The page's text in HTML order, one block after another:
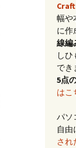
幅や
に作
線編
し
でき
5点
はこ
パソ
自由
され